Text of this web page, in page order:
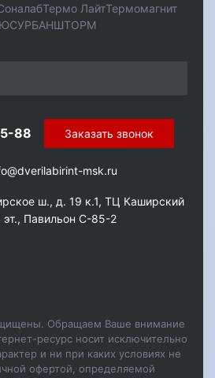
Термо ЛайтТермомагнит
УРБАНШТОРМ
88‬
msk.ru
Заказать звонок
ш., д. 19 к.1, ТЦ Каширский
эт., Павильон C-85-2
Обращаем Ваше внимание
ресурс носит исключительно
и ни при каких условиях не
офертой, определяемой